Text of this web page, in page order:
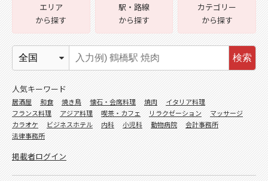
エリア
から探す
駅・路線
から探す
カテゴリー
から探す
検索
人気キーワード
居酒屋 和食 焼き鳥 懐石・会席料理 焼肉
イタリア料理
フランス料理
アジア料理 喫茶・カフェ リラクゼーション
マッサージ
カラオケ
ビジネスホテル 内科 小児科 動物病院
会計事務所
法律事務所
掲載者ログイン